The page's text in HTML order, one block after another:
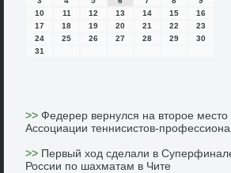
10
11 12 13 14 15
16
17
18 19 20 21 22
23
24
25 26 27 28 29
30
31
>>Федерер вернулся на второе место
Ассоциации теннисистов-
>> Первый ход сделали в
России по шахматам в Чите